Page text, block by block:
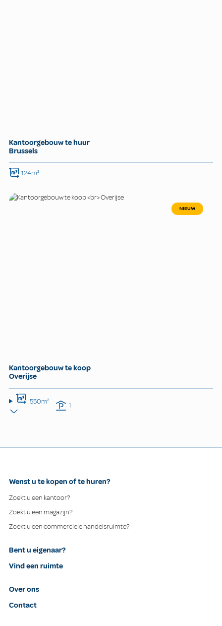
Kantoorgebouw te huur
Brussels
124m²
NIEUW
Kantoorgebouw te koop
Overijse
550m² 1
Wenst u te kopen of te huren?
Zoekt u een kantoor?
Zoekt u een magazijn?
Zoekt u een commerciële handelsruimte?
Bent u eigenaar?
Vind een ruimte
Over ons
Contact